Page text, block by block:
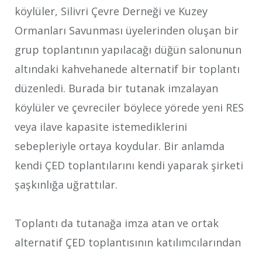
köylüler, Silivri Çevre Derneği ve Kuzey
Ormanları Savunması üyelerinden oluşan bir
grup toplantının yapılacağı düğün salonunun
altındaki kahvehanede alternatif bir toplantı
düzenledi. Burada bir tutanak imzalayan
köylüler ve çevreciler böylece yörede yeni RES
veya ilave kapasite istemediklerini
sebepleriyle ortaya koydular. Bir anlamda
kendi ÇED toplantılarını kendi yaparak şirketi
şaşkınlığa uğrattılar.
Toplantı da tutanağa imza atan ve ortak
alternatif ÇED toplantısının katılımcılarından